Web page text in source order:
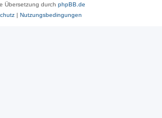
Übersetzung durch phpBB.de
| Nutzungsbedingungen